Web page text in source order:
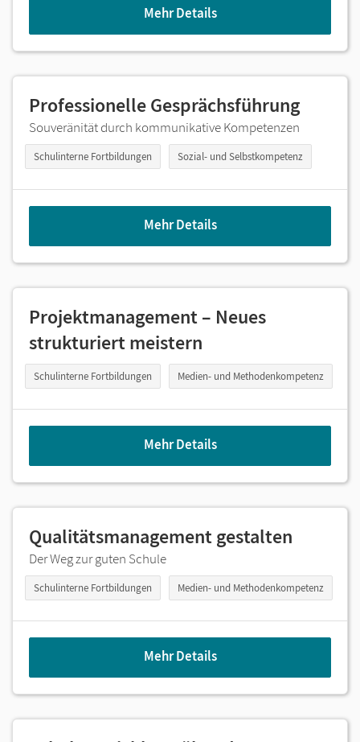
Mehr Details
Professionelle Gesprächsführung
Souveränität durch kommunikative Kompetenzen
Schulinterne Fortbildungen Sozial- und Selbstkompetenz
Mehr Details
Projektmanagement – Neues
strukturiert meistern
Schulinterne Fortbildungen Medien- und Methodenkompetenz
Mehr Details
Qualitätsmanagement gestalten
Der Weg zur guten Schule
Schulinterne Fortbildungen Medien- und Methodenkompetenz
Mehr Details